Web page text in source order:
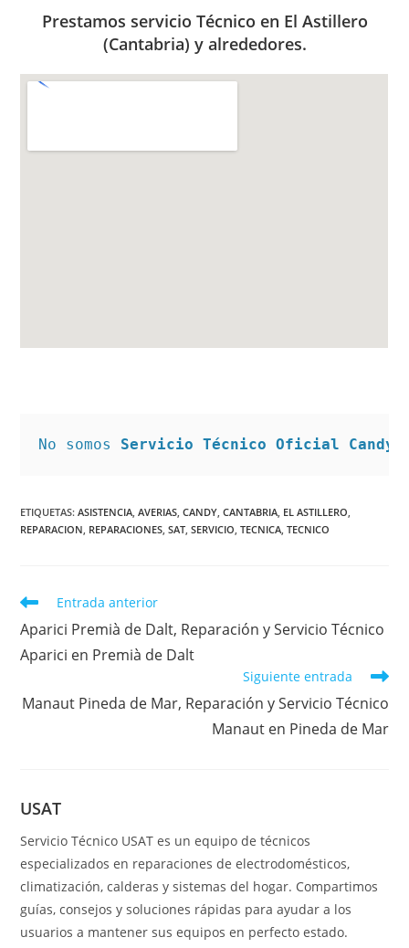
Prestamos servicio Técnico en El Astillero
(Cantabria) y alrededores.
No somos Servicio Técnico Oficial
ETIQUETAS:ASISTENCIA, AVERIAS, CANDY, CANTABRIA, EL ASTILLERO,
REPARACION, REPARACIONES, SAT, SERVICIO, TECNICA, TECNICO
Leer
artículos
Entrada anterior
Aparici Premià de Dalt, Reparación y Servicio Técnico
Aparici en Premià de Dalt
Siguiente entrada
Manaut Pineda de Mar, Reparación y Servicio Técnico
Manaut en Pineda de Mar
USAT
Servicio Técnico USAT es un equipo de técnicos
especializados en reparaciones de electrodomésticos,
climatización, calderas y sistemas del hogar. Compartimos
guías, consejos y soluciones rápidas para ayudar a los
usuarios a mantener sus equipos en perfecto estado.